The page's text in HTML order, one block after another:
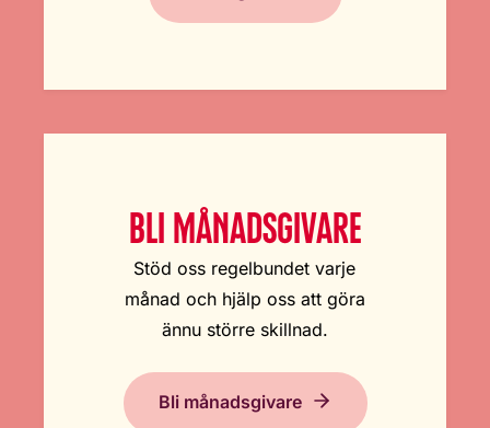
BLI MÅNADSGIVARE
Stöd oss regelbundet varje
månad och hjälp oss att göra
ännu större skillnad.
Bli månadsgivare